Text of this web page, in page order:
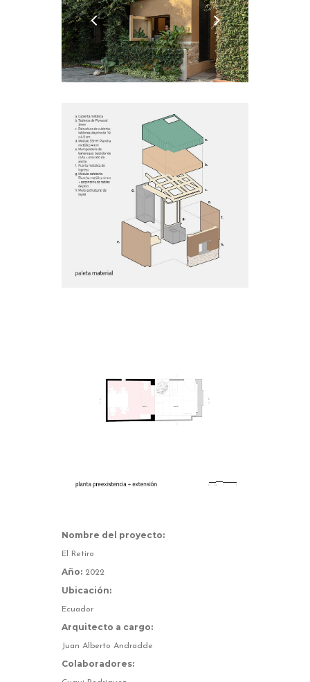
Nombre del proyecto:
El Retiro
Año: 2022
Ubicación:
Ecuador
Arquitecto a cargo:
Juan Alberto Andradde
Colaboradores: